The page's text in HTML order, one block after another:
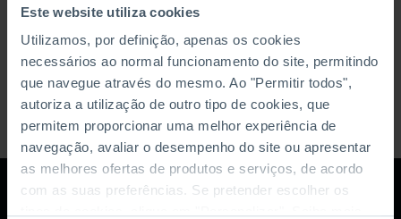
Este website utiliza cookies
Utilizamos, por definição, apenas os cookies
necessários ao normal funcionamento do site, permitindo
que navegue através do mesmo. Ao "Permitir todos",
autoriza a utilização de outro tipo de cookies, que
permitem proporcionar uma melhor experiência de
navegação, avaliar o desempenho do site ou apresentar
as melhores ofertas de produtos e serviços, de acordo
com as suas preferências. Se pretender escolher os